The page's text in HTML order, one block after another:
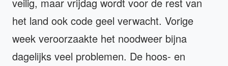
het land ook code geel verwacht. Vorige
week veroorzaakte het noodweer bijna
dagelijks veel problemen. De hoos- en